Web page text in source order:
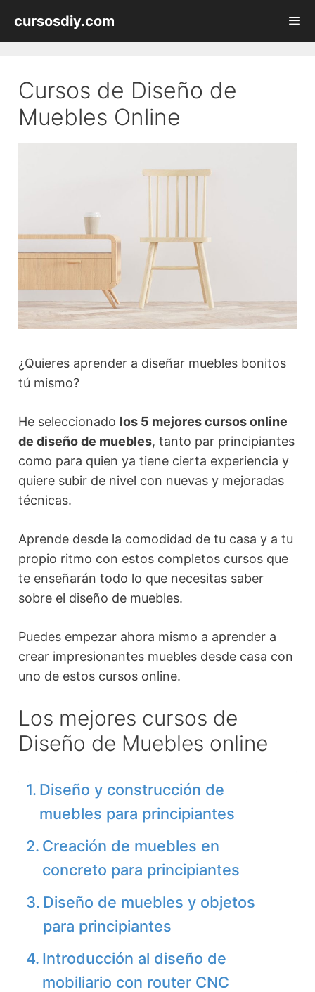
cursosdiy.com
Cursos de Diseño de
Muebles Online
¿Quieres aprender a diseñar muebles bonitos
tú mismo?
He seleccionado los 5 mejores cursos online
de diseño de muebles, tanto par principiantes
como para quien ya tiene cierta experiencia y
quiere subir de nivel con nuevas y mejoradas
técnicas.
Aprende desde la comodidad de tu casa y a tu
propio ritmo con estos completos cursos que
te enseñarán todo lo que necesitas saber
sobre el diseño de muebles.
Puedes empezar ahora mismo a aprender a
crear impresionantes muebles desde casa con
uno de estos cursos online.
Los mejores cursos de
Diseño de Muebles online
Diseño y construcción de
muebles para principiantes
Creación de muebles en
concreto para principiantes
Diseño de muebles y objetos
para principiantes
Introducción al diseño de
mobiliario con router CNC